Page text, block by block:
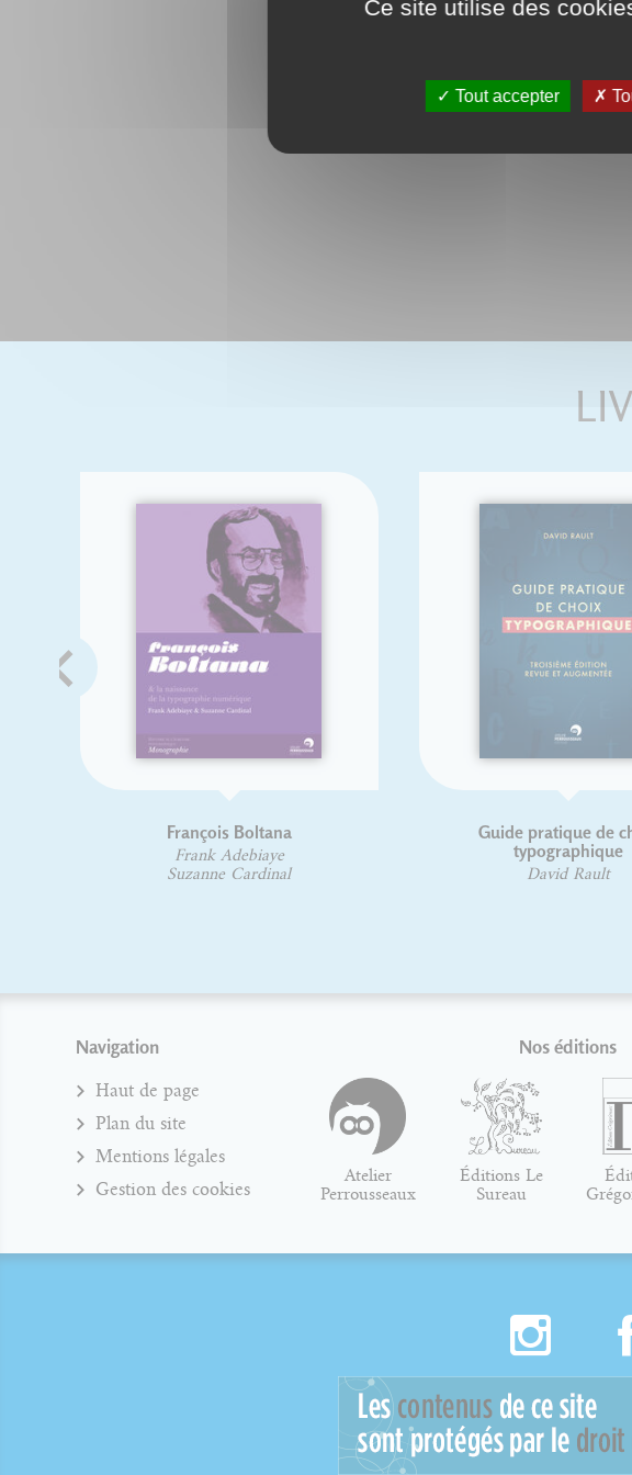
François Boltana
Frank Adebiaye
Suzanne Cardinal
Guide pratique de
typographique
David Rault
Navigation
Haut de page
Plan du site
Mentions légales
Gestion des cookies
Nos éditions
Atelier
Perrousseaux
Éditions Le
Sureau
Ce site utilise des
Tout accepter